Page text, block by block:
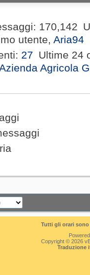
170,142
utente, Aria94
27 Ultime 24
Agricola
Tutti gli orari
Copyright © 2026
Traduzione